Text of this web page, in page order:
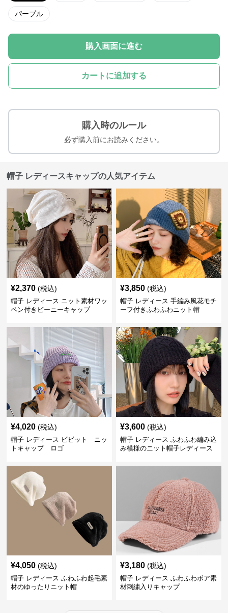
パープル
購入画面に進む
カートに追加する
購入時のルール
必ず購入前にお読みください。
帽子 レディースキャップの人気アイテム
¥2,370 (税込)
帽子 レディース ニット素材ワッ
ペン付きビーニーキャップ
¥3,850 (税込)
帽子 レディース 手編み風花モチ
ーフ付きふわふわニット帽
¥4,020 (税込)
帽子 レディース ビビット ニッ
トキャップ ロゴ
¥3,600 (税込)
帽子 レディース ふわふわ編み込
み模様のニット帽子レディース
¥4,050 (税込)
帽子 レディース ふわふわ起毛素
材のゆったりニット帽
¥3,180 (税込)
帽子 レディース ふわふわボア素
材刺繍入りキャップ